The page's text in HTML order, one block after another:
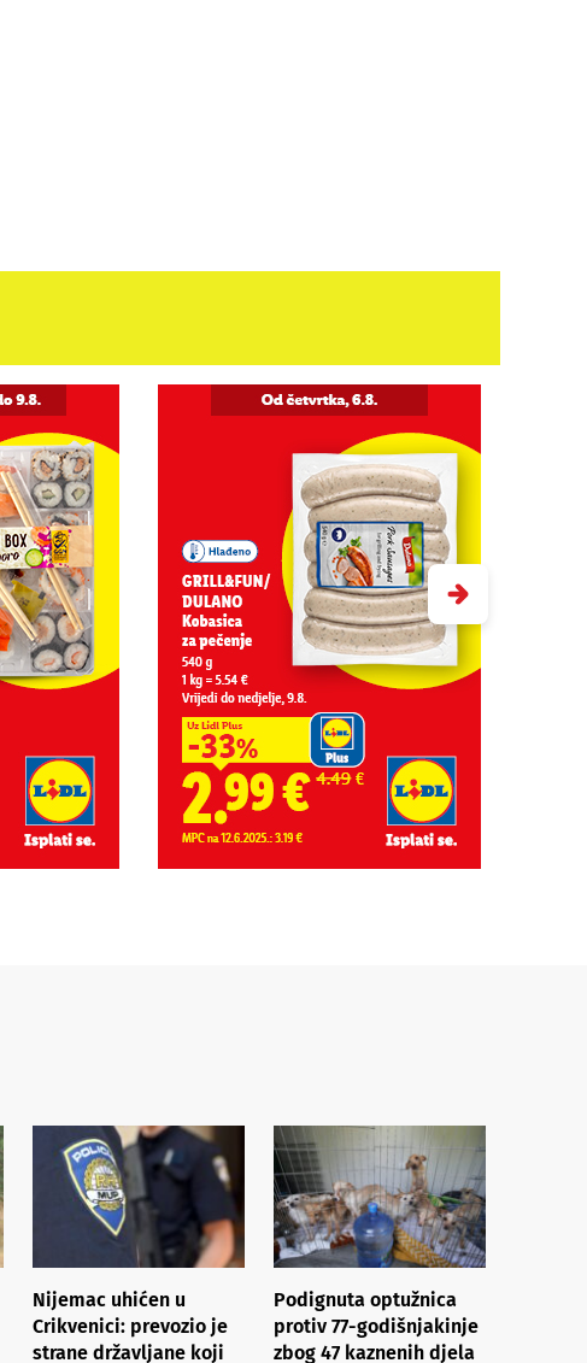
Nijemac uhićen u
Crikvenici: prevozio je
strane državljane koji
Podignuta optužnica
protiv 77-godišnjakinje
zbog 47 kaznenih djela